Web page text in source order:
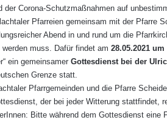
der Corona-Schutzmaßnahmen auf
Pfarreien gemeinsam mit der Pfarre
Abend in und rund um die
werden muss. Dafür findet am 28.05.2021 um
ein gemeinsamer Gottesdienst bei der
Grenze statt.
Pfarrgemeinden und die Pfarre
der bei jeder Witterung stattfindet,
Bitte während dem Gottesdienst eine